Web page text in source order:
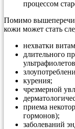
процессом
Помимо
кожи может стать
нехватки
длительного
курения;
чрезмерной
приема
гормонов);
заболеваний